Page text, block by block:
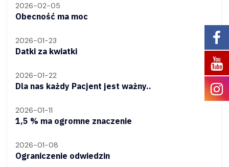
2026-02-05
Obecność ma moc
2026-01-23
Datki za kwiatki
2026-01-22
Dla nas każdy Pacjent jest ważny..
2026-01-11
1,5 % ma ogromne znaczenie
2026-01-08
Ograniczenie odwiedzin